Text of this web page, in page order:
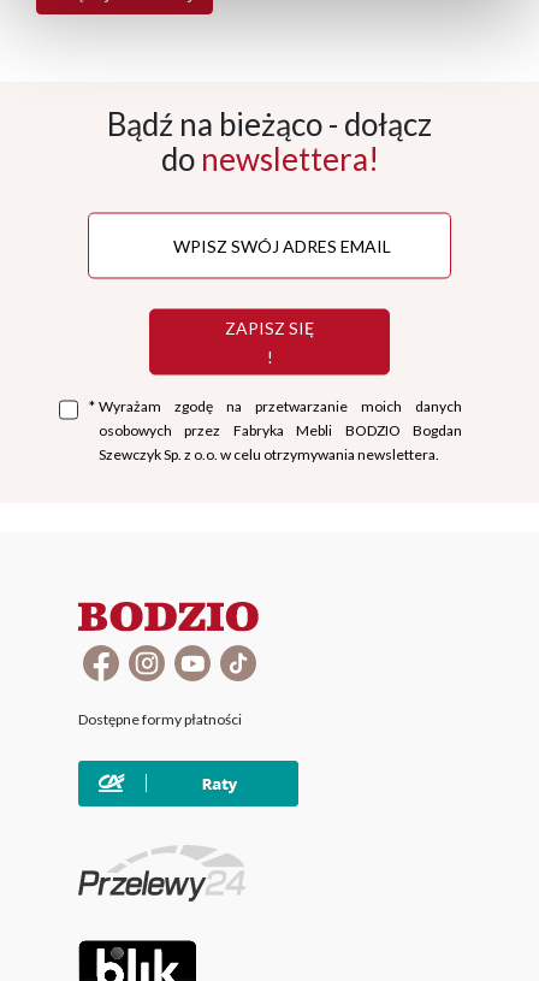
Bądź na bieżąco - dołącz
do newslettera!
ZAPISZ SIĘ
!
* Wyrażam zgodę na przetwarzanie moich danych
osobowych przez Fabryka Mebli BODZIO Bogdan
Szewczyk Sp. z o.o. w celu otrzymywania newslettera.
Dostępne formy płatności